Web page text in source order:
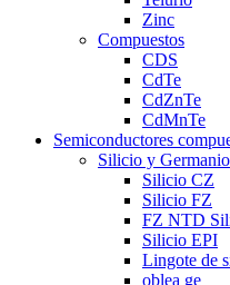
Zinc
Compuestos
CDS
CdTe
CdZnTe
CdMnTe
Semiconductores
Silicio y Germanio
Silicio CZ
Silicio FZ
FZ NTD
Silicio EPI
Lingote de
oblea ge